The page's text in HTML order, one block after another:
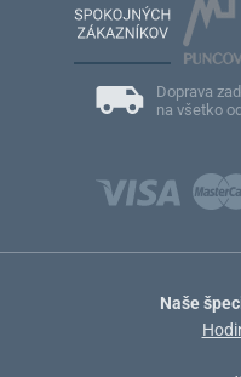
Doprava
na všetko
Naše